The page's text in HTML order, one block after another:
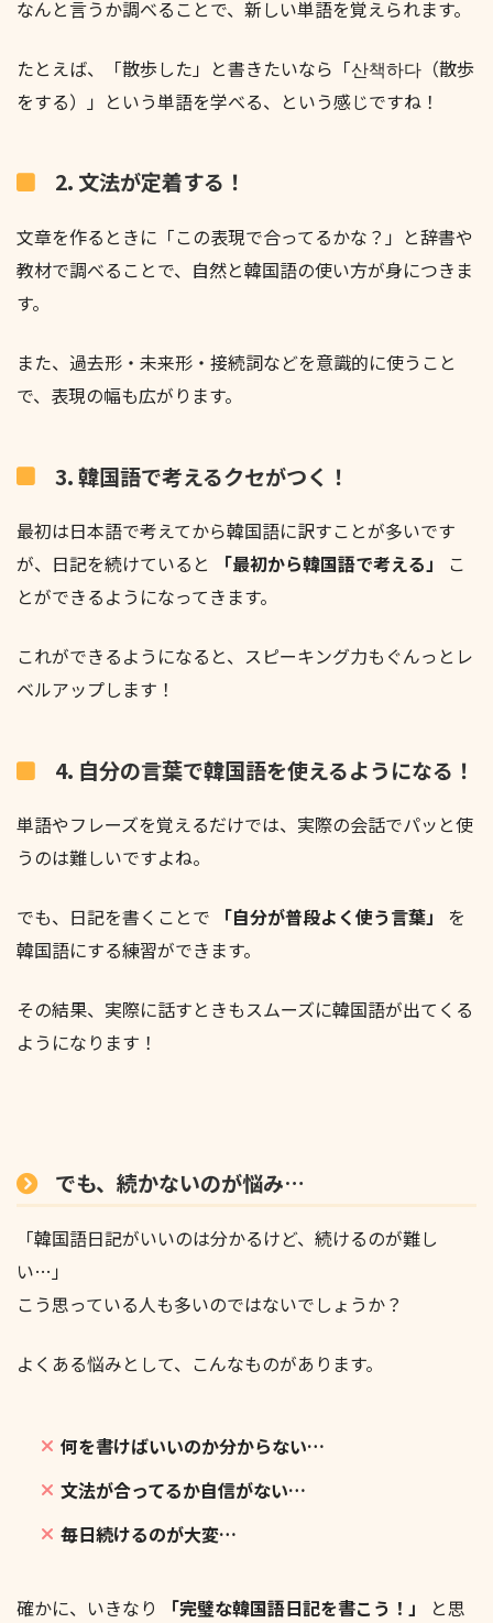
なんと言うか調べることで、新しい単語を覚えられます。
たとえば、「散歩した」と書きたいなら「산책하다（散歩
をする）」という単語を学べる、という感じですね！
2. 文法が定着する！
文章を作るときに「この表現で合ってるかな？」と辞書や
教材で調べることで、自然と韓国語の使い方が身につきま
す。
また、過去形・未来形・接続詞などを意識的に使うこと
で、表現の幅も広がります。
3. 韓国語で考えるクセがつく！
最初は日本語で考えてから韓国語に訳すことが多いです
が、日記を続けていると
「最初から韓国語で考える」
こ
とができるようになってきます。
これができるようになると、スピーキング力もぐんっとレ
ベルアップします！
4. 自分の言葉で韓国語を使えるようになる！
単語やフレーズを覚えるだけでは、実際の会話でパッと使
うのは難しいですよね。
でも、日記を書くことで 「自分が普段よく使う言葉」
を
韓国語にする練習ができます。
その結果、実際に話すときもスムーズに韓国語が出てくる
ようになります！
でも、続かないのが悩み…
「韓国語日記がいいのは分かるけど、続けるのが難し
い…」
こう思っている人も多いのではないでしょうか？
よくある悩みとして、こんなものがあります。
何を書けばいいのか分からない…
文法が合ってるか自信がない…
毎日続けるのが大変…
確かに、いきなり 「完璧な韓国語日記を書こう！」
と思